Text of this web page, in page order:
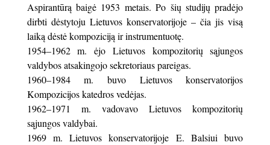
Aspirantūrą baigė 1953 metais. Po šių studijų pradėjo
dirbti dėstytoju Lietuvos konservatorijoje – čia jis visą
laiką dėstė kompoziciją ir instrumentuotę.
1954–1962 m. ėjo Lietuvos kompozitorių sąjungos
valdybos atsakingojo sekretoriaus pareigas.
1960–1984 m. buvo Lietuvos konservatorijos
Kompozicijos katedros vedėjas.
1962–1971 m. vadovavo Lietuvos kompozitorių
sąjungos valdybai.
1969 m. Lietuvos konservatorijoje E. Balsiui buvo